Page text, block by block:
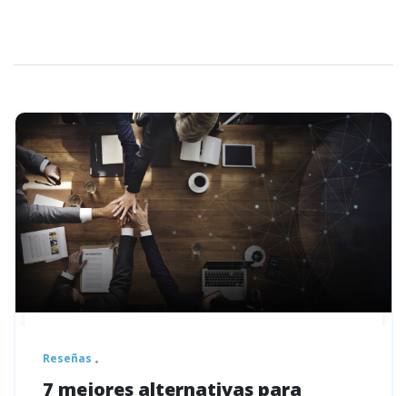
Reseñas
7 mejores alternativas para